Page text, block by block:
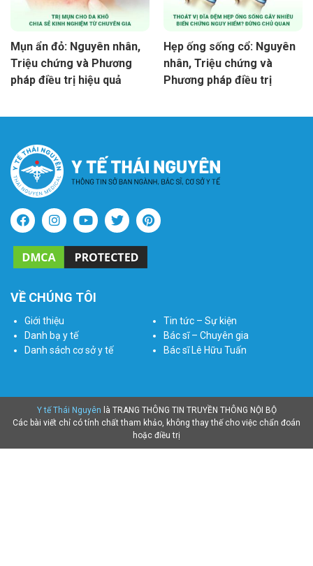
Mụn ẩn đỏ: Nguyên nhân,
Triệu chứng và Phương
pháp điều trị hiệu quả
Hẹp ống sống cổ: Nguyên
nhân, Triệu chứng và
Phương pháp điều trị
VỀ CHÚNG TÔI
Giới thiệu
Tin tức – Sự kiện
Danh bạ y tế
Bác sĩ – Chuyên gia
Danh sách cơ sở y tế
Bác sĩ Lê Hữu Tuấn
Y tế Thái Nguyên là TRANG THÔNG TIN TRUYỀN THÔNG NỘI BỘ
Các bài viết chỉ có tính chất tham khảo, không thay thế cho việc chẩn đoán
hoặc điều trị